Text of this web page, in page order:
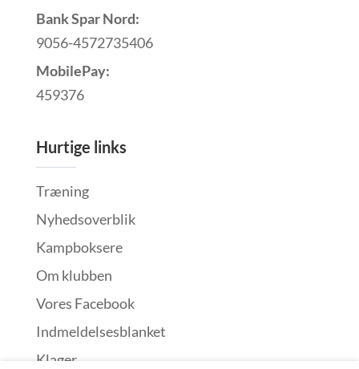
Bank Spar Nord:
9056-4572735406
MobilePay:
459376
Hurtige links
Træning
Nyhedsoverblik
Kampboksere
Om klubben
Vores Facebook
Indmeldelsesblanket
Klager